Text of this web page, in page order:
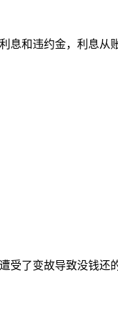
和违约金，利息
了变故导致没钱还